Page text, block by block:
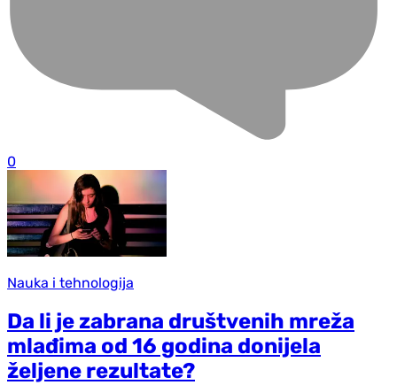
0
Nauka i tehnologija
Da li je zabrana društvenih mreža
mlađima od 16 godina donijela
željene rezultate?